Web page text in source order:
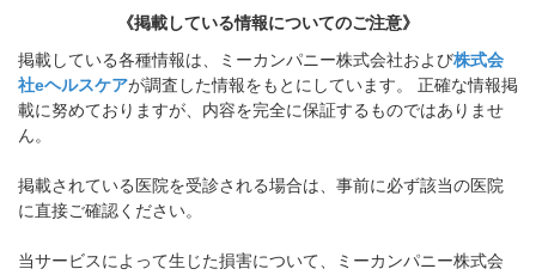
《掲載している情報についてのご注意》
掲載している各種情報は、ミーカンパニー株式会社および株式会
社eヘルスケアが調査した情報をもとにしています。 正確な情報掲
載に努めておりますが、内容を完全に保証するものではありませ
ん。
掲載されている医院を受診される場合は、事前に必ず該当の医院
に直接ご確認ください。
当サービスによって生じた損害について、ミーカンパニー株式会